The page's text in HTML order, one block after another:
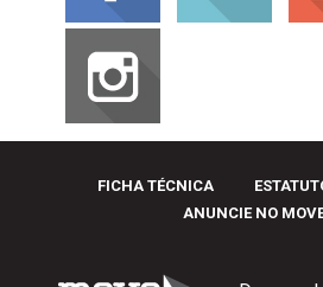
FICHA TÉCNICA
ANUNCIE NO